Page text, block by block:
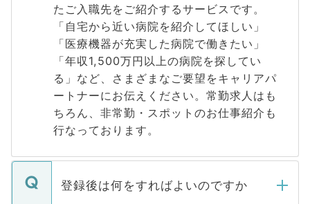
たご入職先をご紹介するサービスです。
「自宅から近い病院を紹介してほしい」
「医療機器が充実した病院で働きたい」
「年収1,500万円以上の病院を探してい
る」など、さまざまなご要望をキャリアパ
ートナーにお伝えください。常勤求人はも
ちろん、非常勤・スポットのお仕事紹介も
行なっております。
登録後は何をすればよいのですか